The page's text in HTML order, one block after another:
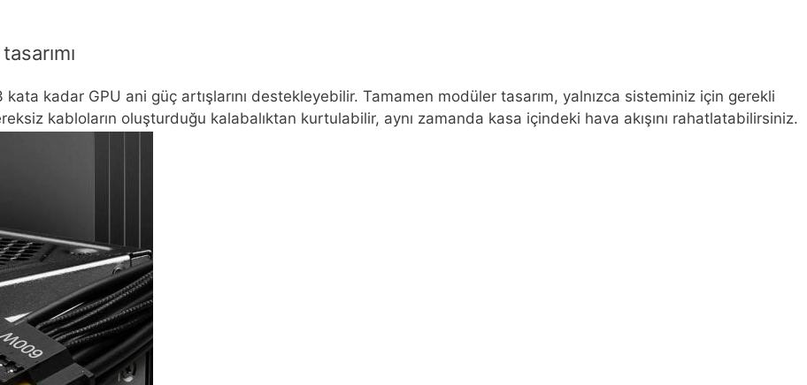
kadar GPU ani güç artışlarını destekleyebilir. Tamamen modüler tasarım, yalnızca sisteminiz için gerekli
kabloların oluşturduğu kalabalıktan kurtulabilir, aynı zamanda kasa içindeki hava akışını rahatlatabilirsiniz.